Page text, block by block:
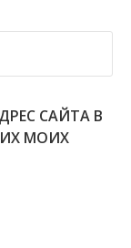
САЙТА В
МОИХ